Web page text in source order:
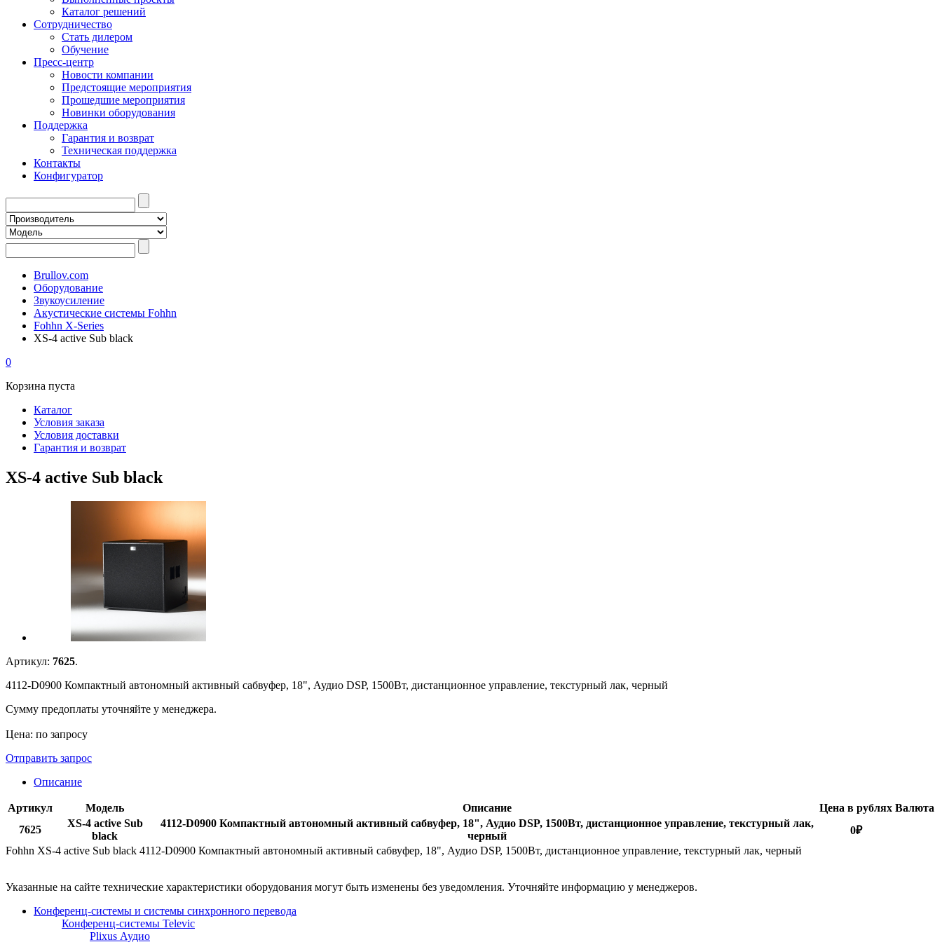
Каталог решений
Сотрудничество
Стать дилером
Обучение
Пресс-центр
Новости компании
Предстоящие мероприятия
Прошедшие мероприятия
Новинки оборудования
Поддержка
Гарантия и возврат
Техническая поддержка
Контакты
Конфигуратор
Brullov.com
Оборудование
Звукоусиление
Акустические системы Fohhn
Fohhn X-Series
XS-4 active Sub black
0
Корзина пуста
Каталог
Условия заказа
Условия доставки
Гарантия и возврат
XS-4 active Sub black
Артикул: 7625.
4112-D0900 Компактный автономный активный сабвуфер, 18", Аудио DSP, 1500Вт, дистанционное управление, текстурный лак, черный
Сумму предоплаты уточняйте у менеджера.
Цена: по запросу
Отправить запрос
Описание
Артикул Модель Описание Цена в рублях Валюта
7625
XS-4 active Sub
black
4112-D0900 Компактный автономный активный сабвуфер, 18", Аудио DSP, 1500Вт, дистанционное управление, текстурный лак,
черный
0₽
Fohhn XS-4 active Sub black 4112-D0900 Компактный автономный активный сабвуфер, 18", Аудио DSP, 1500Вт, дистанционное управление, текстурный лак, черный
Указанные на сайте технические характеристики оборудования могут быть изменены без уведомления. Уточняйте информацию у менеджеров.
Конференц-системы и системы синхронного перевода
Конференц-системы Televic
Plixus Аудио